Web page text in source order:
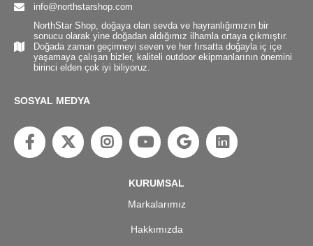
info@northstarshop.com
NorthStar Shop, doğaya olan sevda ve hayranlığımızın bir
sonucu olarak yine doğadan aldığımız ilhamla ortaya çıkmıştır.
Doğada zaman geçirmeyi seven ve her fırsatta doğayla iç içe
yaşamaya çalışan bizler, kaliteli outdoor ekipmanlarının önemini
birinci elden çok iyi biliyoruz.
SOSYAL MEDYA
KURUMSAL
Markalarımız
Hakkımızda